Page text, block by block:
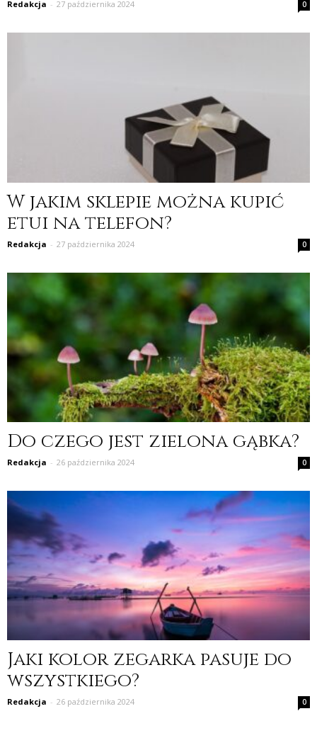
Redakcja - 27 października 2024 0
W jakim sklepie można kupić
etui na telefon?
Redakcja - 27 października 2024 0
Do czego jest zielona gąbka?
Redakcja - 26 października 2024 0
Jaki kolor zegarka pasuje do
wszystkiego?
Redakcja - 26 października 2024 0